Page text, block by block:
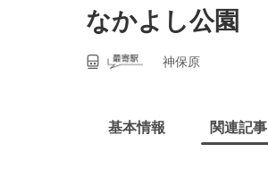
なかよし公園
神保原
基本情報 関連記事